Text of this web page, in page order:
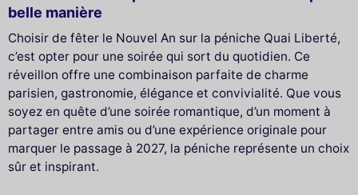
belle manière
Choisir de fêter le Nouvel An sur la péniche Quai Liberté,
c’est opter pour une soirée qui sort du quotidien. Ce
réveillon offre une combinaison parfaite de charme
parisien, gastronomie, élégance et convivialité. Que vous
soyez en quête d’une soirée romantique, d’un moment à
partager entre amis ou d’une expérience originale pour
marquer le passage à 2027, la péniche représente un choix
sûr et inspirant.